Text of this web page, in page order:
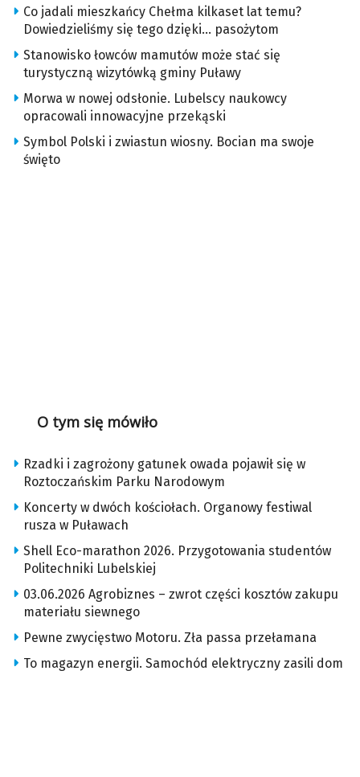
Co jadali mieszkańcy Chełma kilkaset lat temu?
Dowiedzieliśmy się tego dzięki… pasożytom
Stanowisko łowców mamutów może stać się
turystyczną wizytówką gminy Puławy
Morwa w nowej odsłonie. Lubelscy naukowcy
opracowali innowacyjne przekąski
Symbol Polski i zwiastun wiosny. Bocian ma swoje
święto
O tym się mówiło
Rzadki i zagrożony gatunek owada pojawił się w
Roztoczańskim Parku Narodowym
Koncerty w dwóch kościołach. Organowy festiwal
rusza w Puławach
Shell Eco-marathon 2026. Przygotowania studentów
Politechniki Lubelskiej
03.06.2026 Agrobiznes – zwrot części kosztów zakupu
materiału siewnego
Pewne zwycięstwo Motoru. Zła passa przełamana
To magazyn energii. Samochód elektryczny zasili dom